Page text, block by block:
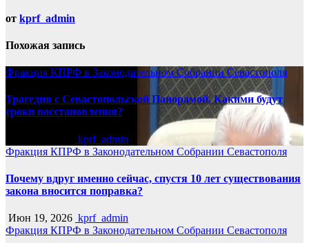
от kprf_admin
Похожая запись
Фракция КПРФ в Законодательном Собрании Севастополя
Трагедия с Севастопольской Панорамой. Какими будут
сроки восстановления?
kprf_admin
Фракция КПРФ в Законодательном Собрании Севастополя
Почему вдруг именно сейчас, спустя 10 лет существования
закона вносится поправка?
Июн 19, 2026 kprf_admin
Фракция КПРФ в Законодательном Собрании Севастополя